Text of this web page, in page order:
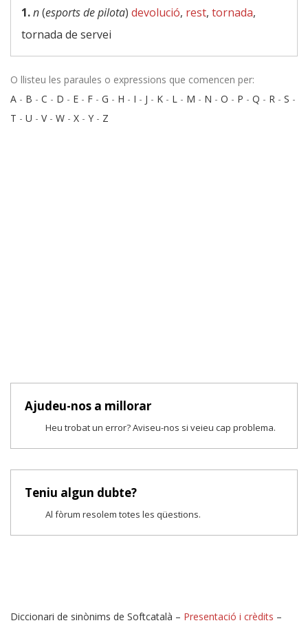
1.n(esports de pilota) devolució, rest, tornada,
tornada de servei
O llisteu les paraules o expressions que comencen per:
A - B - C - D - E - F - G - H - I - J - K - L - M - N - O - P - Q - R - S -
T - U - V- W - X - Y - Z
Ajudeu-nos a millorar
Heu trobat un error? Aviseu-nos si veieu cap problema.
Teniu algun dubte?
Al fòrum resolem totes les qüestions.
Diccionari de sinònims de Softcatalà – Presentació i crèdits –